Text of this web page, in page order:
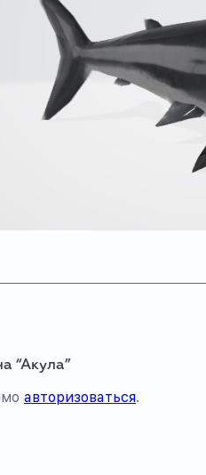
“Акула”
авторизоваться.